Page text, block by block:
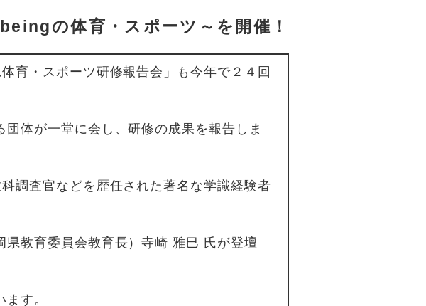
の体育・スポーツ​～を開催！
育・スポーツ研修報告会」も今年で２４回
体が一堂に会し、研修の成果を報告しま
調査官などを歴任された著名な学識経験者
教育委員会教育長）寺崎 雅巳 氏が登壇
す。